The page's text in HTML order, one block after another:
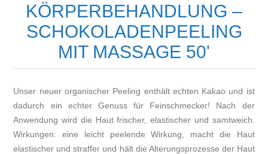
KÖRPERBEHANDLUNG –
SCHOKOLADENPEELING
MIT MASSAGE 50'
Unser neuer organischer Peeling enthält echten Kakao und ist
dadurch ein echter Genuss für Feinschmecker! Nach der
Anwendung wird die Haut frischer, elastischer und samtweich.
Wirkungen: eine leicht peelende Wirkung, macht die Haut
elastischer und straffer und hält die Alterungsprozesse der Haut